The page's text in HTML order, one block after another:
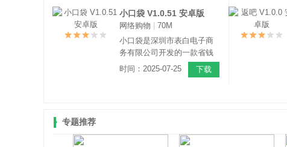
越买越省钱，带来优质的购
物体验。
小口袋 V1.0.51 安卓版
网络购物
70M
小口袋是深圳市表白电子商
务有限公司开发的一款省钱
软件。软件内有大量正牌IP
的大额折扣，无论是加油、
时间：2025-07-25 下载
专题推荐